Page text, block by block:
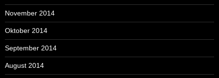
November 2014
Oktober 2014
September 2014
August 2014